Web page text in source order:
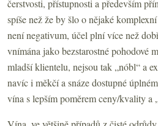
čerstvosti, přístupnosti a především
spíše než že by šlo o nějaké
není negativum, účel plní více než
vnímána jako bezstarostné pohodové
mladší klientelu, nejsou tak „nóbl“ a
navíc i měkčí a snáze dostupné
vína s lepším poměrem ceny/kvality a